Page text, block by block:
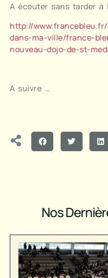
A écouter sans tarder à
http://
dans-ma-ville/france-
nouveau-dojo-de-st-
A suivre …
Nos